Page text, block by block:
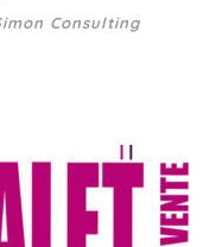
Consulting